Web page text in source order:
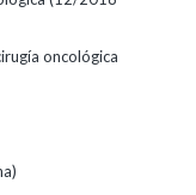
oncológica